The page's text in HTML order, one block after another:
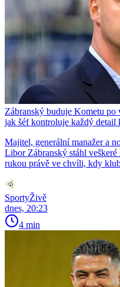
Zábranský buduje Kometu po
jak šéf kontroluje každý detail
Majitel, generální manažer a
Libor Zábranský stáhl
rukou právě ve chvíli, kdy
SportyŽivě
dnes, 20:23
4 min